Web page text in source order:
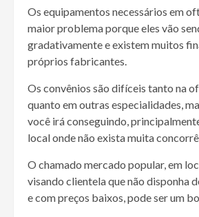
Os equipamentos necessários em
maior problema porque eles vão
gradativamente e existem muitos
próprios fabricantes.
Os convênios são difíceis tanto na
quanto em outras especialidades,
você irá conseguindo,
local onde não exista muita
O chamado mercado popular, em
visando clientela que não disponha
e com preços baixos, pode ser um